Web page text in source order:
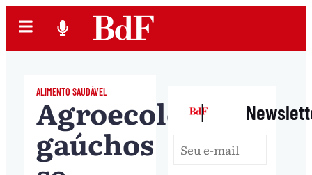
ALIMENTO SAUDÁVEL
Agroecologistas
gaúchos
|